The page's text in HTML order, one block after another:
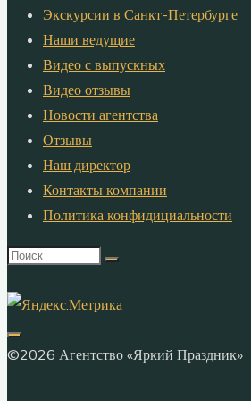
Экскурсии в Санкт-Петербурге
Наши ведущие
Видео с выпускных
Видео отзывы
Новости агентства
Отзывы
Наш директор
Контакты компании
Политика конфидициальности
Что
©2026 Агентство «Яркий Праздник»